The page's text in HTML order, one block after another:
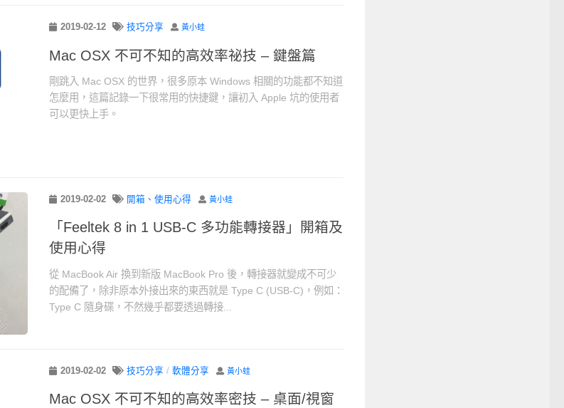
2019-02-12 技巧分享 黃小蛙
Mac OSX 不可不知的高效率祕技 – 鍵盤篇
剛跳入 Mac OSX 的世界，很多原本 Windows 相關的功能都不知道
怎麼用，這篇記錄一下很常用的快捷鍵，讓初入 Apple 坑的使用者
可以更快上手。
2019-02-02 開箱、使用心得 黃小蛙
「Feeltek 8 in 1 USB-C 多功能轉接器」開箱及
使用心得
從 MacBook Air 換到新版 MacBook Pro 後，轉接器就變成不可少
的配備了，除非原本外接出來的東西就是 Type C (USB-C)，例如：
Type C 隨身碟，不然幾乎都要透過轉接...
2019-02-02 技巧分享 / 軟體分享 黃小蛙
Mac OSX 不可不知的高效率密技 – 桌面/視窗